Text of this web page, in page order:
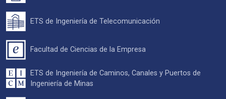
ETS de Ingeniería de Telecomunicación
Facultad de Ciencias de la Empresa
ETS de Ingeniería de Caminos, Canales y Puertos de
Ingeniería de Minas